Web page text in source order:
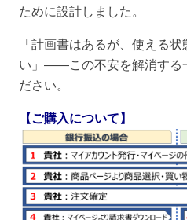
ために設計しました。
「計画書はあるが、使える
い」――この不安を解消する
ださい。
【ご購入について】